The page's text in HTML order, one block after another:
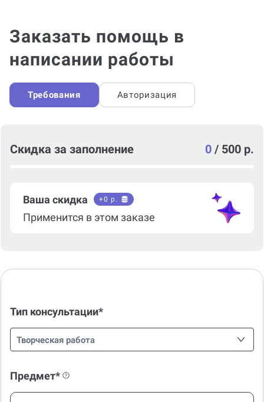
Заказать помощь в
написании работы
Требования Авторизация
Скидка за заполнение 0 / 500 р.
Ваша скидка +0 р.
Применится в этом заказе
Тип консультации*
Творческая работа
Предмет*